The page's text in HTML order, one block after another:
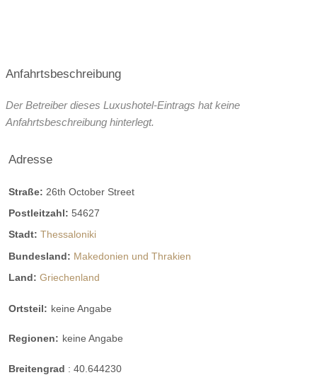
Anfahrtsbeschreibung
Der Betreiber dieses Luxushotel-Eintrags hat keine
Anfahrtsbeschreibung hinterlegt.
Adresse
Straße: 26th October Street
Postleitzahl: 54627
Stadt: Thessaloniki
Bundesland: Makedonien und Thrakien
Land: Griechenland
Ortsteil: keine Angabe
Regionen: keine Angabe
Breitengrad : 40.644230